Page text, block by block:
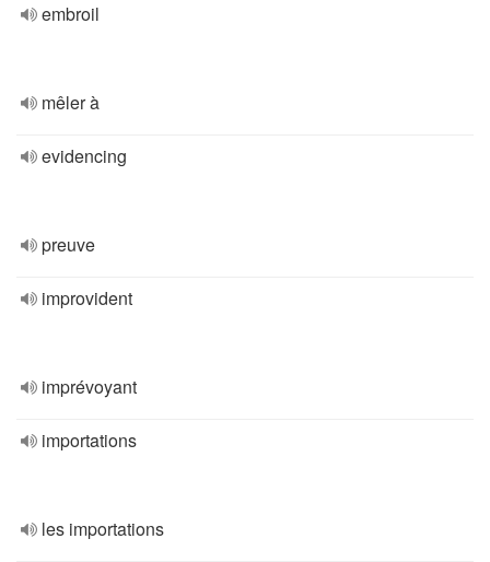
embroil
mêler à
evidencing
preuve
improvident
imprévoyant
importations
les importations